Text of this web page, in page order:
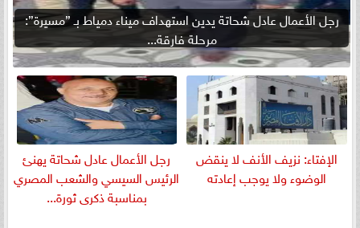
رجل الأعمال عادل شحاتة يدين استهداف ميناء دمياط بـ ”مسيرة”:
مرحلة فارقة...
الإفتاء: نزيف الأنف لا ينقض
الوضوء ولا يوجب إعادته
رجل الأعمال عادل شحاتة يهنئ
الرئيس السيسي والشعب المصري
بمناسبة ذكرى ثورة...